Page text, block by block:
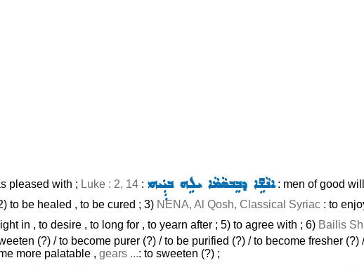
pleased with ; Luke : 2, 14 : ܐܢܵܫܹ̈ܐ ܕܒܸܒܣܵܡܵܐ ܝܠܹܗ ܒܝܼܼܲܝܗܝ: men of good
to be healed , to be cured ; 3) NENA, Al Qosh, Classical Syriac : to
in , to desire , to long for , to yearn after ; 5) to agree with ; 6) Bailis
(?) / to become purer (?) / to be purified (?) / to become fresher (?)
more palatable , gears ...: to sweeten (?) ;